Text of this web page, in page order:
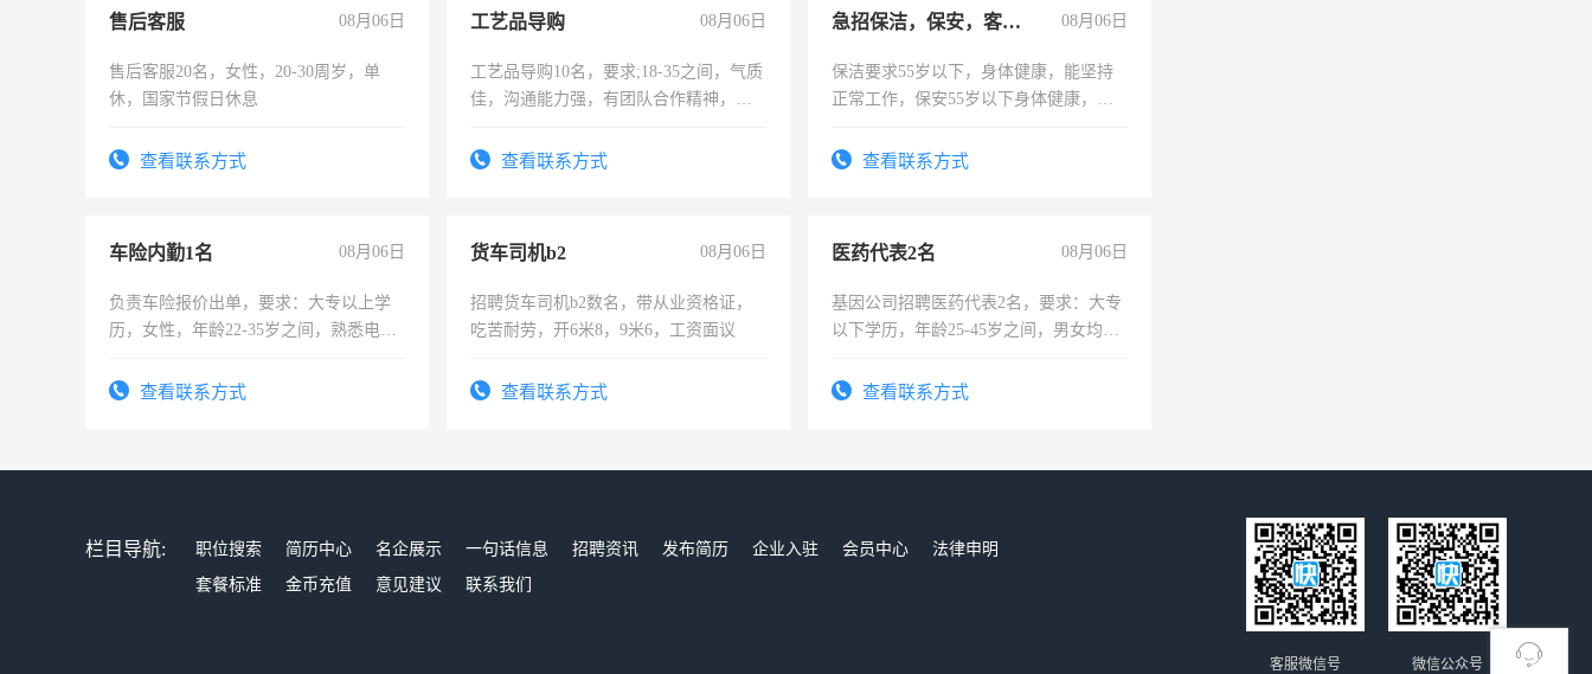
售后客服 08月06日
售后客服20名，女性，20-30周岁，单
休，国家节假日休息
查看联系方式
工艺品导购 08月06日
工艺品导购10名，要求;18-35之间，气质
佳，沟通能力强，有团队合作精神，有
查看联系方式
急招保洁，保安，客服，工程 08月06日
保洁要求55岁以下，身体健康，能坚持
正常工作，保安55岁以下身体健康，有
录，客服要求45岁以下高中以上文化，
查看联系方式
车险内勤1名 08月06日
负责车险报价出单，要求：大专以上学
历，女性，年龄22-35岁之间，熟悉电脑
试用期1-3个月，转正后交纳五险，
查看联系方式
货车司机b2 08月06日
招聘货车司机b2数名，带从业资格证，
吃苦耐劳，开6米8，9米6，工资面议
查看联系方式
医药代表2名 08月06日
基因公司招聘医药代表2名，要求：大专
以下学历，年龄25-45岁之间，男女均
表或者有医学资质的优先，底薪+绩效，
查看联系方式
栏目导航: 职位搜索 简历中心 名企展示 一句话信息 招聘资讯 发布简历 企业入驻 会员中心
法律申明
套餐标准
金币充值 意见建议 联系我们
微信公众号
客服微信号